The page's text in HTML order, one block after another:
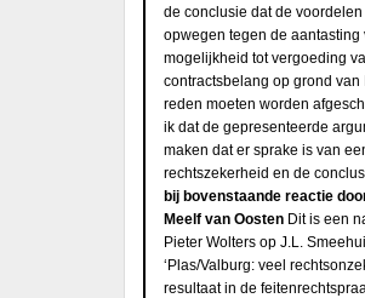
de conclusie dat de
opwegen tegen de
mogelijkheid tot vergoeding
contractsbelang op grond van
reden moeten worden
ik dat de gepresenteerde
maken dat er sprake is van
rechtszekerheid en de
bij bovenstaande reactie
Meelf van Oosten Dit is een
Pieter Wolters op J.L.
‘Plas/Valburg: veel
resultaat in de